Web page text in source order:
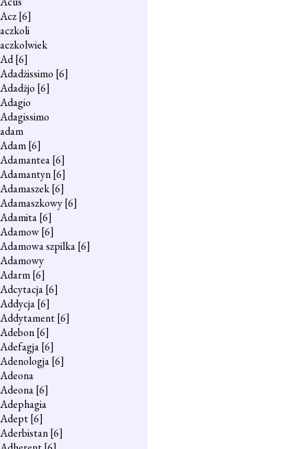
Acz[6]
aczkoli
aczkolwiek
Ad[6]
Adadżissimo [6]
Adadżjo [6]
Adagio
Adagissimo
adam
Adam[6]
Adamantea[6]
Adamantyn[6]
Adamaszek[6]
Adamaszkowy[6]
Adamita[6]
Adamow[6]
Adamowa szpilka[6]
Adamowy
Adarm[6]
Adcytacja[6]
Addycja[6]
Addytament[6]
Adebon[6]
Adefagja[6]
Adenologja[6]
Adeona
Adeona[6]
Adephagia
Adept[6]
Aderbistan[6]